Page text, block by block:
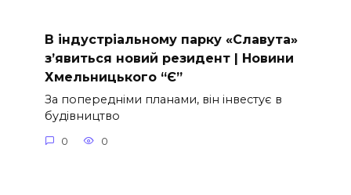
В індустріальному парку «Славута»
з’явиться новий резидент | Новини
Хмельницького “Є”
За попередніми планами, він інвестує в
будівництво
0 0